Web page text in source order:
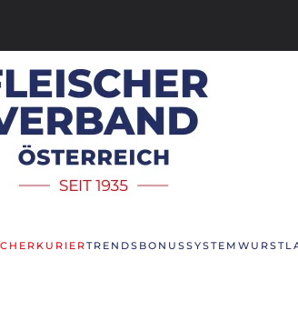
TRENDS BONUSSYSTEM